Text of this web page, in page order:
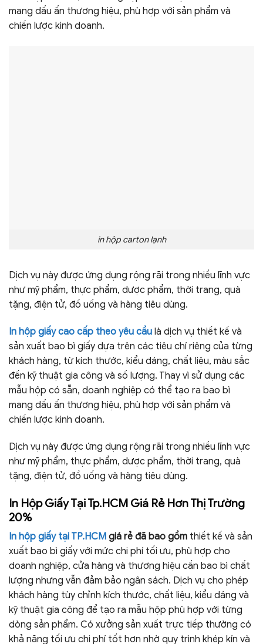
mang dấu ấn thương hiệu, phù hợp với sản phẩm và
chiến lược kinh doanh.
in hộp carton lạnh
Dịch vụ này được ứng dụng rộng rãi trong nhiều lĩnh vực
như mỹ phẩm, thực phẩm, dược phẩm, thời trang, quà
tặng, điện tử, đồ uống và hàng tiêu dùng.
In hộp giấy cao cấp theo yêu cầu là dịch vụ thiết kế và
sản xuất bao bì giấy dựa trên các tiêu chí riêng của từng
khách hàng, từ kích thước, kiểu dáng, chất liệu, màu sắc
đến kỹ thuật gia công và số lượng. Thay vì sử dụng các
mẫu hộp có sẵn, doanh nghiệp có thể tạo ra bao bì
mang dấu ấn thương hiệu, phù hợp với sản phẩm và
chiến lược kinh doanh.
Dịch vụ này được ứng dụng rộng rãi trong nhiều lĩnh vực
như mỹ phẩm, thực phẩm, dược phẩm, thời trang, quà
tặng, điện tử, đồ uống và hàng tiêu dùng.
In Hộp Giấy Tại Tp.HCM Giá Rẻ Hơn Thị Trường
20%
In hộp giấy tại TP.HCM giá rẻ đã bao gồm thiết kế và sản
xuất bao bì giấy với mức chi phí tối ưu, phù hợp cho
doanh nghiệp, cửa hàng và thương hiệu cần bao bì chất
lượng nhưng vẫn đảm bảo ngân sách. Dịch vụ cho phép
khách hàng tùy chỉnh kích thước, chất liệu, kiểu dáng và
kỹ thuật gia công để tạo ra mẫu hộp phù hợp với từng
dòng sản phẩm. Có xưởng sản xuất trực tiếp thường có
khả năng tối ưu chi phí tốt hơn nhờ quy trình khép kín và